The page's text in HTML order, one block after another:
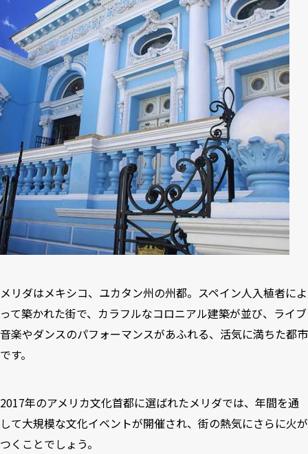
メリダはメキシコ、ユカタン州の州都。スペイン人入植者によ
って築かれた街で、カラフルなコロニアル建築が並び、ライブ
音楽やダンスのパフォーマンスがあふれる、活気に満ちた都市
です。
2017年のアメリカ文化首都に選ばれたメリダでは、年間を通
して大規模な文化イベントが開催され、街の熱気にさらに火が
つくことでしょう。